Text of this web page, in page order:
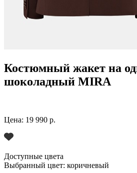
Костюмный жакет на
шоколадный MIRA
Цена: 19 990 р.
Доступные цвета
Выбранный цвет: коричневый